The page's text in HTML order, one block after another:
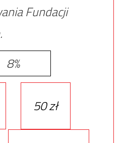
Fundacji
8%
50 zł